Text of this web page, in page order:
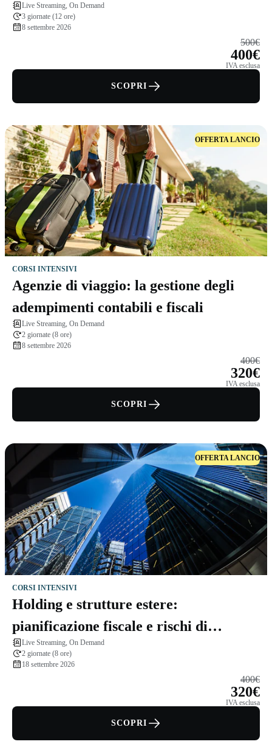
Live Streaming, On Demand
3 giornate (12 ore)
8 settembre 2026
500€
400€
IVA esclusa
SCOPRI
OFFERTA LANCIO
CORSI INTENSIVI
Agenzie di viaggio: la gestione degli
adempimenti contabili e fiscali
Live Streaming, On Demand
2 giornate (8 ore)
8 settembre 2026
400€
320€
IVA esclusa
SCOPRI
OFFERTA LANCIO
CORSI INTENSIVI
Holding e strutture estere:
pianificazione fiscale e rischi di
esterovestizione
Live Streaming, On Demand
2 giornate (8 ore)
18 settembre 2026
400€
320€
IVA esclusa
SCOPRI